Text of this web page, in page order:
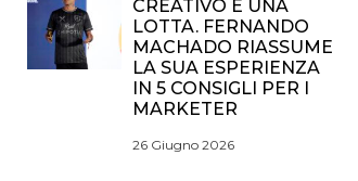
CREATIVO È UNA
LOTTA. FERNANDO
MACHADO RIASSUME
LA SUA ESPERIENZA
IN 5 CONSIGLI PER I
MARKETER
26 Giugno 2026